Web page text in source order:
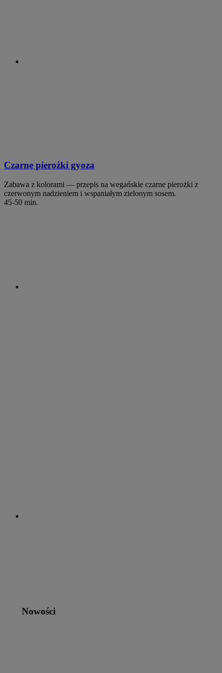
Czarne pierożki gyoza
Zabawa z kolorami — przepis na wegańskie czarne pierożki z
czerwonym nadzieniem i wspaniałym zielonym sosem.
45-50 min.
Nowości